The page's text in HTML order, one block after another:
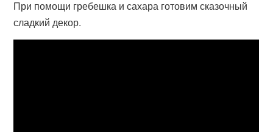
При помощи гребешка и сахара готовим сказочный
сладкий декор.